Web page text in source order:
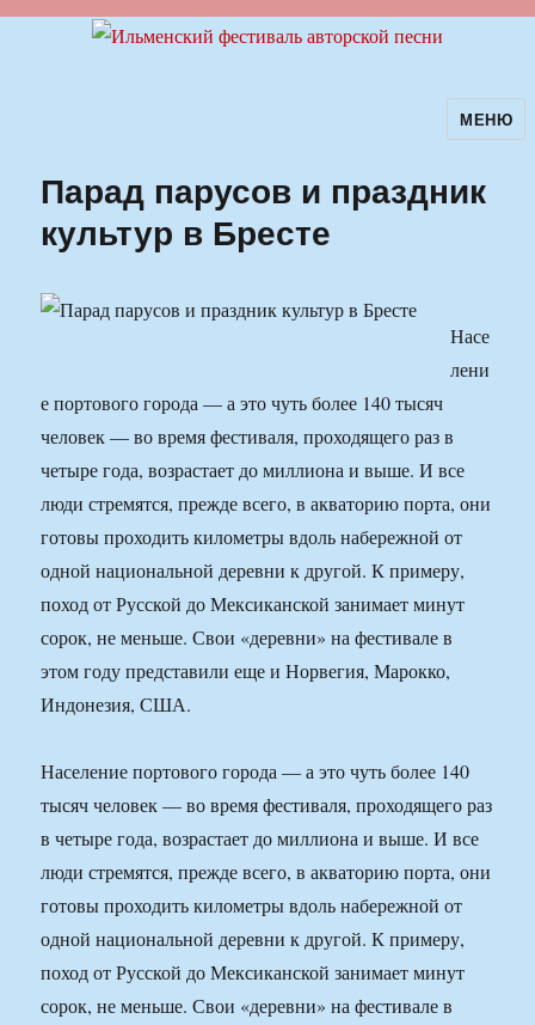
Ильменский фестиваль авторскойМЕНЮ
Парад парусов и праздник
культур в Бресте
Насе
лени
е портового города — а это чуть более 140 тысяч
человек — во время фестиваля, проходящего раз в
четыре года, возрастает до миллиона и выше. И все
люди стремятся, прежде всего, в акваторию порта, они
готовы проходить километры вдоль набережной от
одной национальной деревни к другой. К примеру,
поход от Русской до Мексиканской занимает минут
сорок, не меньше. Свои «деревни» на фестивале в
этом году представили еще и Норвегия, Марокко,
Индонезия, США.
Население портового города — а это чуть более 140
тысяч человек — во время фестиваля, проходящего раз
в четыре года, возрастает до миллиона и выше. И все
люди стремятся, прежде всего, в акваторию порта, они
готовы проходить километры вдоль набережной от
одной национальной деревни к другой. К примеру,
поход от Русской до Мексиканской занимает минут
сорок, не меньше. Свои «деревни» на фестивале в